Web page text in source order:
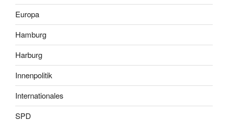
Europa
Hamburg
Harburg
Innenpolitik
Internationales
SPD